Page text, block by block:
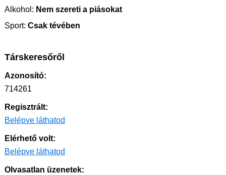
Alkohol: Nem szereti a piásokat
Sport: Csak tévében
Társkeresőről
Azonosító:
714261
Regisztrált:
Belépve láthatod
Elérhető volt:
Belépve láthatod
Olvasatlan üzenetek: